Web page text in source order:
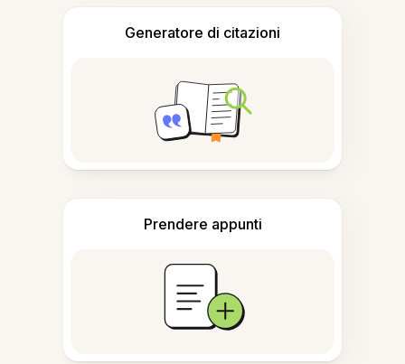
Generatore di citazioni
Prendere appunti